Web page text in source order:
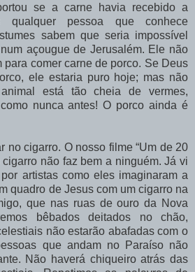
se a carne havia recebido a
qualquer pessoa que conhece
sabem que seria impossível
açougue de Jerusalém. Ele não
comer carne de porco. Se Deus
ele estaria puro hoje; mas não
está tão cheia de vermes,
nunca antes! O porco ainda é
no cigarro. O nosso filme “Um de 20
não faz bem a ninguém. Já vi
artistas como eles imaginaram a
quadro de Jesus com um cigarro na
que nas ruas de ouro da Nova
bêbados deitados no chão,
não estarão abafadas com o
que andam no Paraíso não
Não haverá chiqueiro atrás das